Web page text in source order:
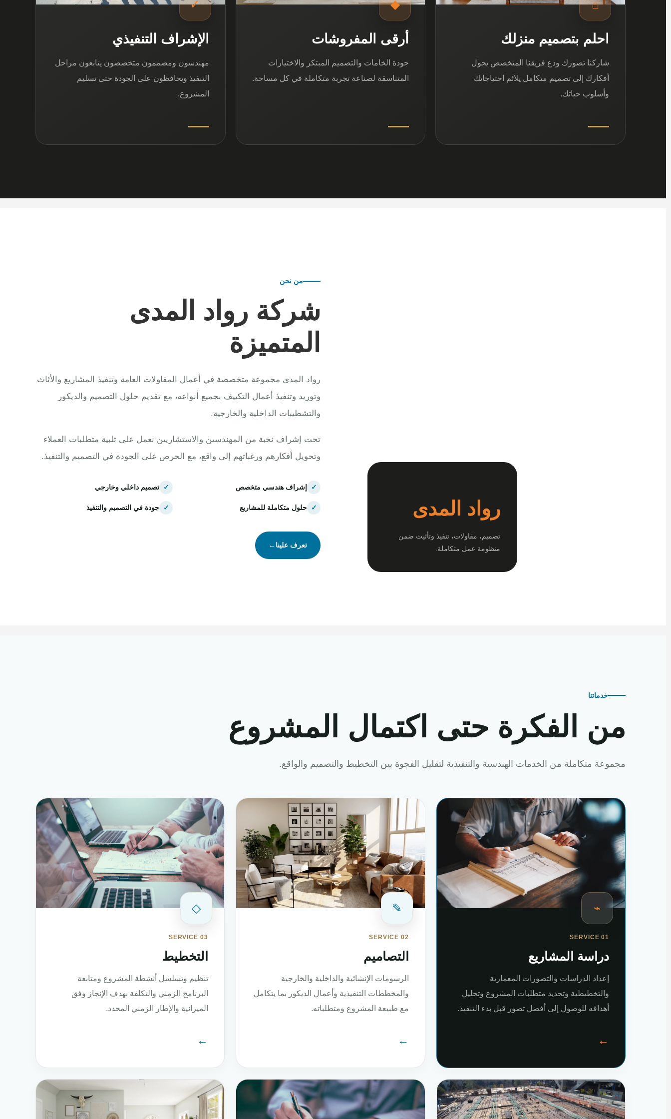
⌂
احلم بتصميم منزلك
شاركنا تصورك ودع فريقنا المتخصص يحول
أفكارك إلى تصميم متكامل يلائم احتياجاتك
وأسلوب حياتك.
◆
أرقى المفروشات
جودة الخامات والتصميم المبتكر والاختيارات
المتناسقة لصناعة تجربة متكاملة في كل مساحة.
✓
الإشراف التنفيذي
مهندسون ومصممون متخصصون يتابعون مراحل
التنفيذ ويحافظون على الجودة حتى تسليم
المشروع.
رواد المدى
تصميم، مقاولات، تنفيذ وتأثيث ضمن
منظومة عمل متكاملة.
من نحن
شركة رواد المدى
المتميزة
رواد المدى مجموعة متخصصة في أعمال المقاولات العامة وتنفيذ المشاريع والأثاث
وتوريد وتنفيذ أعمال التكييف بجميع أنواعه، مع تقديم حلول التصميم والديكور
والتشطيبات الداخلية والخارجية.
تحت إشراف نخبة من المهندسين والاستشاريين نعمل على تلبية متطلبات العملاء
وتحويل أفكارهم ورغباتهم إلى واقع، مع الحرص على الجودة في التصميم والتنفيذ.
✓ إشراف هندسي متخصص ✓ تصميم داخلي وخارجي
✓ حلول متكاملة للمشاريع ✓ جودة في التصميم والتنفيذ
تعرف علينا←
خدماتنا
من الفكرة حتى اكتمال المشروع
مجموعة متكاملة من الخدمات الهندسية والتنفيذية لتقليل الفجوة بين التخطيط والتصميم والواقع.
⌁
SERVICE 01
دراسة المشاريع
إعداد الدراسات والتصورات المعمارية
والتخطيطية وتحديد متطلبات المشروع وتحليل
أهدافه للوصول إلى أفضل تصور قبل بدء التنفيذ.
←
✎
SERVICE 02
التصاميم
الرسومات الإنشائية والداخلية والخارجية
والمخططات التنفيذية وأعمال الديكور بما يتكامل
مع طبيعة المشروع ومتطلباته.
←
◇
SERVICE 03
التخطيط
تنظيم وتسلسل أنشطة المشروع ومتابعة
البرنامج الزمني والتكلفة بهدف الإنجاز وفق
الميزانية والإطار الزمني المحدد.
←